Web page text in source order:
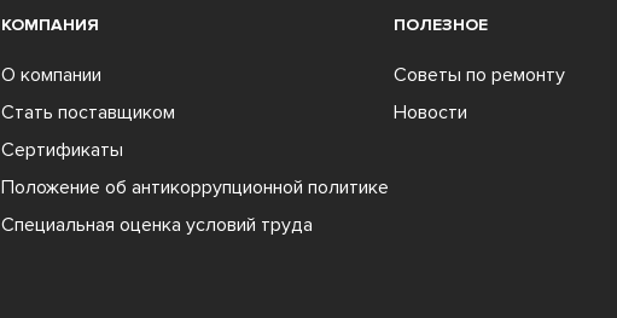
КОМПАНИЯ
О компании
Стать поставщиком
Сертификаты
Положение об антикоррупционной политике
Специальная оценка условий труда
ПОЛЕЗНОЕ
Советы по ремонту
Новости